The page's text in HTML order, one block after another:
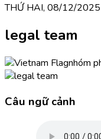
THỨ HAI, 08/12/2025
legal team
nhóm
Câu ngữ cảnh